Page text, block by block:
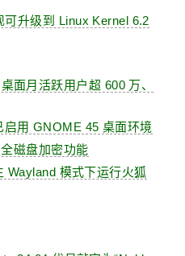
可升级到 Linux Kernel 6.2
面月活跃用户超 600 万、
用 GNOME 45 桌面环境
磁盘加密功能
Wayland 模式下运行火狐